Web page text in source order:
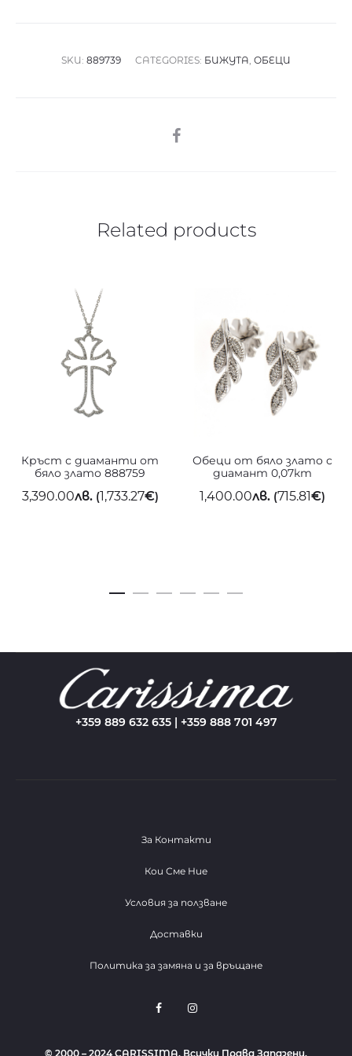
SKU: 889739 CATEGORIES: БИЖУТА, ОБЕЦИ
SHARE
Related products
Кръст с диаманти от
бяло злато 888759
3,390.00лв.(1,733.27€)
Обеци от бяло злато с
диамант 0,07кт
1,400.00лв.(715.81€)
+359 889 632 635 | +359 888 701 497
За Контакти
Кои Сме Ние
Условия за ползване
Доставки
Политика за замяна и за връщане
F
b
I
a
© 2000 – 2024 CARISSIMA. Всички Права Запазени.